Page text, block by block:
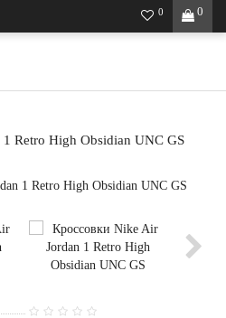
0
0
Retro High Obsidian UNC GS